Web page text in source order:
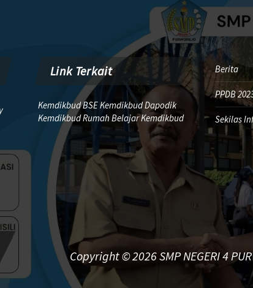
Link Terkait
Kemdikbud BSE Kemdikbud Dapodik
Kemdikbud Rumah Belajar Kemdikbud
Berita
PPDB
Sekilas
Copyright © 2026 SMP NEGERI 4